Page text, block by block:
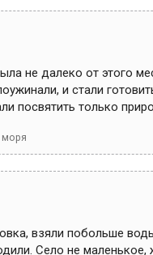
не далеко от этого
и стали
посвятить только
моря
взяли побольше
Село не маленькое,